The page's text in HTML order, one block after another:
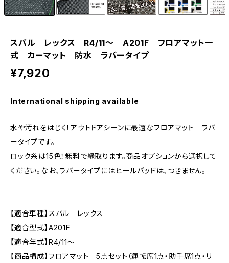
スバル レックス R4/11〜 A201F フロアマット一
式 カーマット 防水 ラバータイプ
¥7,920
International shipping available
水や汚れをはじく！アウトドアシーンに最適なフロアマット ラバ
ータイプです。
ロック糸は15色！無料で縁取ります。商品オプションから選択して
ください。なお、ラバータイプにはヒールパッドは、つきません。
【適合車種】スバル レックス
【適合型式】A201F
【適合年式】R4/11〜
【商品構成】フロアマット 5点セット（運転席1点・助手席1点・リ